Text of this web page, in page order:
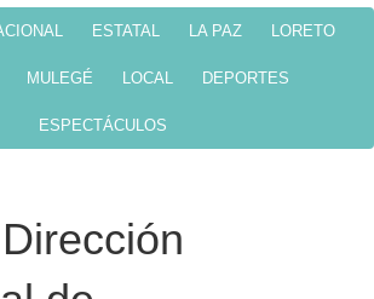
ESTATAL LA PAZ LORETO
MULEGÉ LOCAL DEPORTES
ESPECTÁCULOS